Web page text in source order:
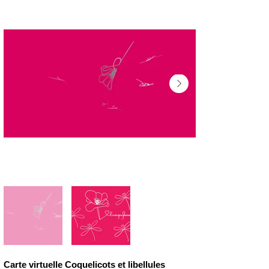
Carte virtuelle Coquelicots et libellules